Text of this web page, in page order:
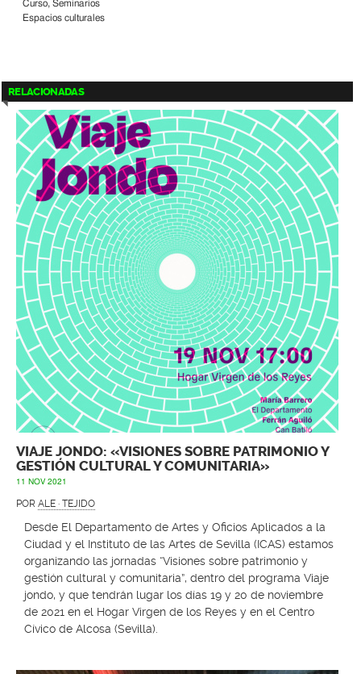
Curso, Seminarios
Espacios culturales
RELACIONADAS
VIAJE JONDO: «VISIONES SOBRE PATRIMONIO Y
GESTIÓN CULTURAL Y COMUNITARIA»
11 NOV 2021
POR ALE · TEJIDO
Desde El Departamento de Artes y Oficios Aplicados a la
Ciudad y el Instituto de las Artes de Sevilla (ICAS) estamos
organizando las jornadas “Visiones sobre patrimonio y
gestión cultural y comunitaria”, dentro del programa Viaje
jondo, y que tendrán lugar los días 19 y 20 de noviembre
de 2021 en el Hogar Virgen de los Reyes y en el Centro
Cívico de Alcosa (Sevilla).